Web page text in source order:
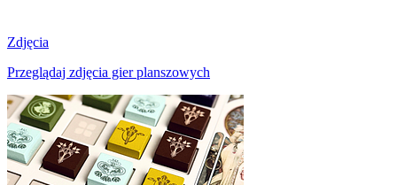
Zdjęcia
Przeglądaj zdjęcia gier planszowych